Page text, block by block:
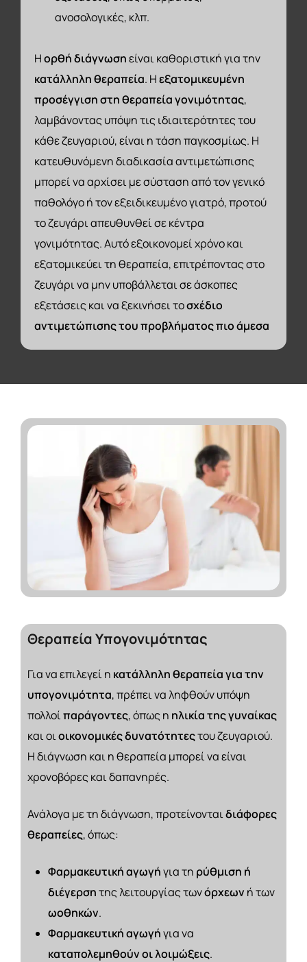
ανοσολογικές, κλπ.
Ηορθή διάγνωσηείναι καθοριστική για την
κατάλληλη θεραπεία. Ηεξατομικευμένη
προσέγγιση στη θεραπεία γονιμότητας,
λαμβάνοντας υπόψη τις ιδιαιτερότητες του
κάθε ζευγαριού, είναι η τάση παγκοσμίως. Η
κατευθυνόμενη διαδικασία αντιμετώπισης
μπορεί να αρχίσει με σύσταση από τον γενικό
παθολόγο ή τον εξειδικευμένο γιατρό, προτού
το ζευγάρι απευθυνθεί σε κέντρα
γονιμότητας. Αυτό εξοικονομεί χρόνο και
εξατομικεύει τη θεραπεία, επιτρέποντας στο
ζευγάρι να μην υποβάλλεται σε άσκοπες
εξετάσεις και να ξεκινήσει τοσχέδιο
αντιμετώπισης του προβλήματος πιο άμεσα
ΘεραπείαΥπογονιμότητας
Για να επιλεγεί η κατάλληλη θεραπεία για την
υπογονιμότητα, πρέπει να ληφθούν υπόψη
πολλοίπαράγοντες, όπως η ηλικία της γυναίκας
και οιοικονομικέςδυνατότητεςτου ζευγαριού.
Η διάγνωση και η θεραπεία μπορεί να είναι
χρονοβόρες και δαπανηρές.
Ανάλογα με τη διάγνωση, προτείνονταιδιάφορες
θεραπείες, όπως:
Φαρμακευτική αγωγήγια τη ρύθμιση ή
διέγερσητης λειτουργίας τωνόρχεων ή των
ωοθηκών.
Φαρμακευτική αγωγήγια να
καταπολεμηθούν οι λοιμώξεις.